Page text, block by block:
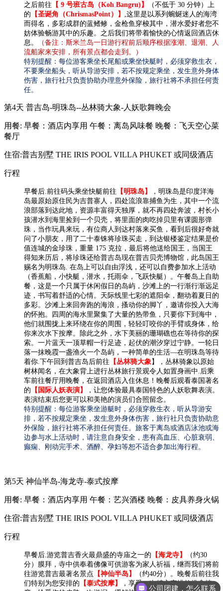
之后前往 【 9 号班古岛（Koh Bangru)】
（不低于 30 分钟）上
的 【圣诞角（ChrismasPoint）】
,这里是以系列蜿蜒迷人的海湾
而得名，多彩成群的蓝鳍鲹，金枪鱼穿梭其中，潜水爱好者您不
妨体验畅游其中的乐趣。之后我们将带着愉快的心情返回酒店休
息。
（备注：斯米兰岛一日游行程前后顺序根据涨潮、退潮、人
流船家来安排，所有景点都会走到。）
特别提醒：每位游客乘坐长尾船或乘坐快艇时，必须穿救生衣，
不要乘坐船头，听从导游安排，若不按规定乘坐，发生意外身体
伤害，旅行社只负责协助办理意外保险，旅行社将不承担任何责
任。
第4天 普吉岛-明珠岛--丛林骑大象-人妖歌舞晚会
用餐: 早餐：酒店内享用 午餐：离岛风味餐 晚餐：飞天空心菜
餐厅
住宿:普吉别墅 THE IRIS POOL VILLA PHUKET 或同级酒店
行程
早餐后.前往码头乘坐快艇前往 【明珠岛】
，明珠岛是印度洋海
岛最原始原住民为吉普寨人，四处流浪靠捕鱼为生，其中一个流
浪部落到达此地，资源丰富得天独厚，就不再四处奔波，村长小
孩潜水到海里捡到一个贝壳，将里面的肉吃掉贝里有课圆形弹
珠，当作玩具来玩，有位商人到达村落来买鱼，看到后很好奇就
问了小朋友，用了二十泰铢将珍珠买走，到达银楼鉴定结果是价
值连城的金珍珠，重量 175 克拉，最后将他送给国王，当国王
得知来历后，将珍珠还给普吉岛现在普吉贝壳博物馆，此岛国王
赐名为明珠岛. 在岛上可以自由浮浅，还可以自费参加水上活动
（香蕉船，小快艇，潜水，托雨伞，飞跃快艇）。午餐岛上自助
餐，这是一个只属于休闲假日的岛屿，沙滩上的一行渐行渐远足
迹，书写着舒适的心情。天际线里七彩的遮阳伞，翻动着夏日的
多彩。沙滩上来回奔跑的海浪，搔动你的脚丫，邀请你投入大海
的怀抱。四周的海水里聚集了大量的热带鱼，只要你下到海中，
他们就围拢上来环绕在你的周围，轻轻叮咬你的手臂或身体，给
你来次水下按摩。除此之外，水下美丽的珊瑚礁也在等待你的探
索。一片蓝天一顶草帽一行足迹，起伏的潮汐穿过宁静。一轮日
落一抹晚霞一盏渔火一个岛屿，一种简单的生活—在明珠岛等待
着你.下午回到普吉岛后前往 【丛林骑大象 】，丛林骑象以原始
树林闻名，在大象背上进行丛林旅行景观令人如置身画中.后乘
车前往餐厅用晚餐，在返回酒店入住休息！晚餐后观看泰国著名
的 【国际人妖表演】
，让您体验最具泰国特色的人妖歌舞表演。
表演结束后您更可以和美艳的演员们合照留念。
特别提醒：每位游客乘坐游艇时，必须穿救生衣，听从导游安
排，若不按规定乘坐，发生意外身体伤害，旅行社只负责协助意
外保险，旅行社将不承担任何责任。旅客于离岛或酒店泳池或海
边参与水上活动时，请注意自身安全，患有高血压、心脏衰弱、
癫痫、刚动完手术、酒醉、孕妇等恕不适合参加出海行程。
第5天 神仙半岛-海龙寺-泰式按摩
用餐: 早餐：酒店内享用 午餐：艺兴酒楼 晚餐：皮具养身火锅
住宿:普吉别墅 THE IRIS POOL VILLA PHUKET 或同级酒店
行程
早餐后.游览普吉香火最鼎盛的寺庙之一的 【海龙寺】
（约30
分）膜拜，寺中供奉着佛像可供游客为家人祈福，继而我们将前
往游览普吉最著名景点 【神仙半岛】 （约40分）。 晚餐后前往我
们特别为您安排的 【泰式按摩】
，享受一次精心安排的推拿按
公司团建，怎么联系